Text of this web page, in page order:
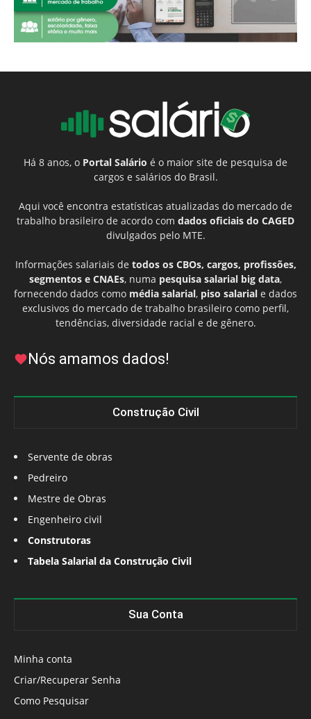
Há 8 anos, o Portal Salário é o maior site de pesquisa de
cargos e salários do Brasil.
Aqui você encontra estatísticas atualizadas do mercado de
trabalho brasileiro de acordo com dados oficiais do CAGED
divulgados pelo MTE.
Informações salariais de todos os CBOs, cargos, profissões,
segmentos e CNAEs, numa pesquisa salarial big data,
fornecendo dados como média salarial, piso salarial e dados
exclusivos do mercado de trabalho brasileiro como perfil,
tendências, diversidade racial e de gênero.
Nós amamos dados!
Construção Civil
Servente de obras
Pedreiro
Mestre de Obras
Engenheiro civil
Construtoras
Tabela Salarial da Construção Civil
Sua Conta
Minha conta
Criar/Recuperar Senha
Como Pesquisar